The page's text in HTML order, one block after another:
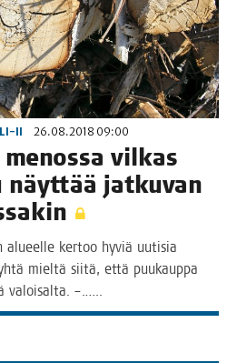
II 26.08.2018 09:00
vil­kas
näyt­tää jat­ku­van
alu­eel­le ker­too hyviä uuti­sia
miel­tä sii­tä, että puu­kaup­pa
valoisalta. –.…..